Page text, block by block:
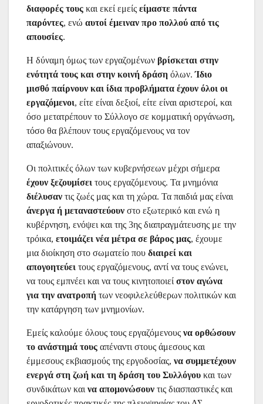
διαφορές τους και εκεί εμείς είμαστε πάντα
παρόντες, ενώ αυτοί έμειναν προ πολλού από τις
απουσίες.
Η δύναμη όμως των εργαζομένων βρίσκεται στην
ενότητά τους και στην κοινή δράση όλων.Ίδιο
μισθό παίρνουν και ίδια προβλήματα έχουν όλοι οι
εργαζόμενοι, είτε είναι δεξιοί, είτε είναι αριστεροί, και
όσο μετατρέπουν το Σύλλογο σε κομματική οργάνωση,
τόσο θα βλέπουν τους εργαζόμενους να τον
απαξιώνουν.
Οι πολιτικές όλων των κυβερνήσεων μέχρι σήμερα
έχουν ξεζουμίσει τους εργαζόμενους. Τα μνημόνια
διέλυσαν τις ζωές μας και τη χώρα. Τα παιδιά μας είναι
άνεργα ή μεταναστεύουν στο εξωτερικό και ενώ η
κυβέρνηση, ενόψει και της 3ης διαπραγμάτευσης με την
τρόικα, ετοιμάζει νέα μέτρα σε βάρος μας, έχουμε
μια διοίκηση στο σωματείο που διαιρεί και
απογοητεύει τους εργαζόμενους, αντί να τους ενώνει,
να τους εμπνέει και να τους κινητοποιεί στον αγώνα
για την ανατροπή των νεοφιλελεύθερων πολιτικών και
την κατάργηση των μνημονίων.
Εμείς καλούμε όλους τους εργαζόμενους να ορθώσουν
το ανάστημά τους απέναντι στους άμεσους και
έμμεσους εκβιασμούς της εργοδοσίας, να συμμετέχουν
ενεργά στη ζωή και τη δράση του Συλλόγου και των
συνδικάτων και να απομονώσουν τις διασπαστικές και